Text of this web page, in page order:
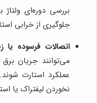
بررسی دوره‌ای
جلوگیری از خرابی
اتصالات فرسوده یا
می‌توانند جریان
عملکرد استارت
نخوردن لیفتراک یا